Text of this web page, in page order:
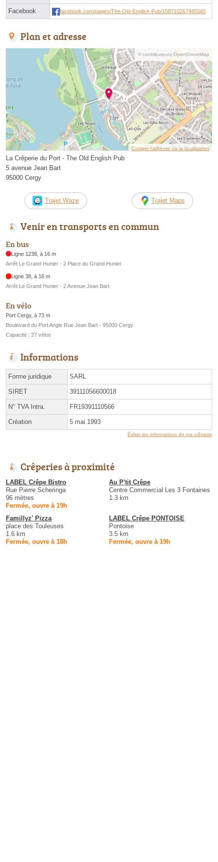
Facebook facebook.com/pages/The-Old-English-Pub/158710267485560
Plan et adresse
© contributeurs OpenStreetMap
Corriger l’adresse ou la localisation
La Crêperie du Port - The Old English Pub
5 avenue Jean Bart
95000 Cergy
Trajet Waze Trajet Maps
Venir en transports en commun
En bus
Ligne 1238, à 16 m
Arrêt Le Grand Hunier - 2 Place du Grand Hunier
Ligne 38, à 16 m
Arrêt Le Grand Hunier - 2 Avenue Jean Bart
En vélo
Port Cergy, à 73 m
Boulevard du Port Angle Rue Jean Bart - 95000 Cergy
Capacité : 27 vélos
Informations
Forme juridique SARL
SIRET 39111056600018
N° TVA Intra. FR19391110566
Création 5 mai 1993
Éditer les informations de ma crêperie
Crêperies à proximité
LABEL Crêpe Bistro
Rue Pierre Scheringa
96 mètres
Fermée, ouvre à 19h
Au P'tit Crêpe
Centre Commercial Les 3 Fontaines
1.3 km
Famillyz' Pizza
place des Touleuses
1.6 km
Fermée, ouvre à 18h
LABEL Crêpe PONTOISE
Pontoise
3.5 km
Fermée, ouvre à 19h